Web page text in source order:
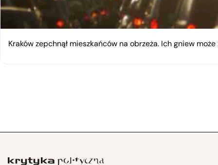
Kraków zepchnął mieszkańców na obrzeża. Ich gniew